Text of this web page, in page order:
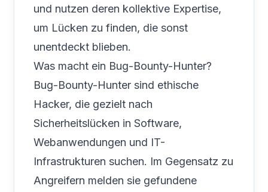
und nutzen deren kollektive Expertise,
um Lücken zu finden, die sonst
unentdeckt blieben.
Was macht ein Bug-Bounty-Hunter?
Bug-Bounty-Hunter sind ethische
Hacker, die gezielt nach
Sicherheitslücken in Software,
Webanwendungen und IT-
Infrastrukturen suchen. Im Gegensatz zu
Angreifern melden sie gefundene